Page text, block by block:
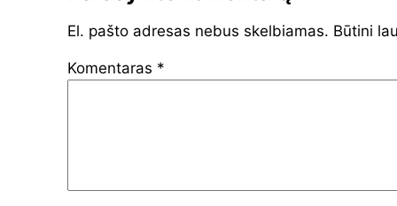
El. pašto adresas nebus skelbiamas. Būtini
Komentaras *